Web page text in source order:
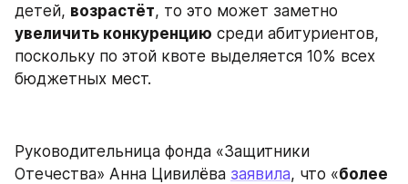
детей, возрастёт
увеличить конкуренцию среди абитуриентов,
поскольку по этой квоте выделяется 10% всех
бюджетных мест.
Руководительница фонда «Защитники
Отечества» Анна Цивилёва заявила, что «более